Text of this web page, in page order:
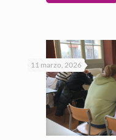
11 marzo, 2026